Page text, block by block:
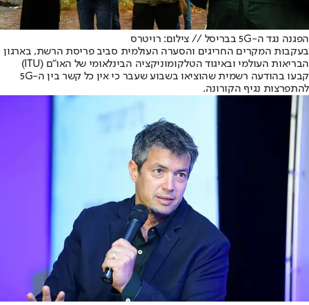
הפגנה נגד ה-5G בבריסל // צילום: רויטרס
בעקבות המקרים החריגים והסערה העולמית סביב פריסת הרשת, בארגון
הבריאות העולמי ובאיגוד הטלקומוניקציה הבינלאומי של האו"ם (ITU)
קבעו בהודעה רשמית שהוציאו בשבוע שעבר כי אין כל קשר בין ה-5G
להתפרצות נגיף הקורונה.